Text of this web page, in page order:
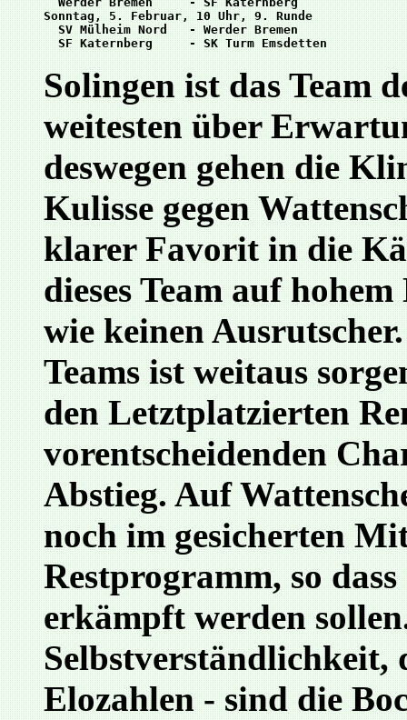
Sonntag, 5. Februar, 10 Uhr, 9. Runde
  SV Mülheim Nord   - Werder Bremen
Solingen ist das Team
weitesten über
deswegen gehen die
Kulisse gegen
klarer Favorit in die
dieses Team auf
wie keinen
Teams ist weitaus
den Letztplatzierten
vorentscheidenden
Abstieg. Auf
noch im gesicherten
Restprogramm, so
erkämpft werden
Selbstverständlichkeit,
Elozahlen - sind die